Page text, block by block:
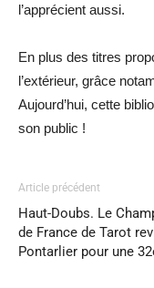
l’apprécient aussi.
En plus des titres
l’extérieur, grâce
Aujourd’hui, cette
son public !
Article précédent
Haut-Doubs. Le
de France de Tarot
Pontarlier pour une